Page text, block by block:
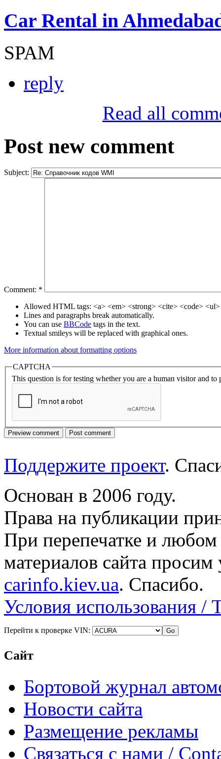
Car Rental in
SPAM
reply
Read all
Post new comment
Subject:
Comment: *
Allowed HTML tags: <a> <em> <strong> <cite> <code>
Lines and paragraphs break automatically.
You can use BBCode tags in the text.
Textual smileys will be replaced with graphical ones.
More information about formatting options
CAPTCHA
This question is for testing whether you are a human visitor and to
Поддержите проект.
Основан в 2006 году.
Права на публикации
При перепечатке и
материалов сайта просим
carinfo.kiev.ua. Спасибо.
Условия использования /
Перейти к проверке VIN:
Сайт
Бортовой журнал
Новости сайта
Размещение рекламы
Связаться с нами /